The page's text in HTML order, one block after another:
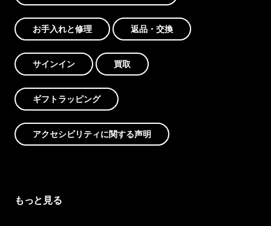
お手入れと修理 返品・交換
サインイン 買取
ギフトラッピング
アクセシビリティに関する声明
もっと見る